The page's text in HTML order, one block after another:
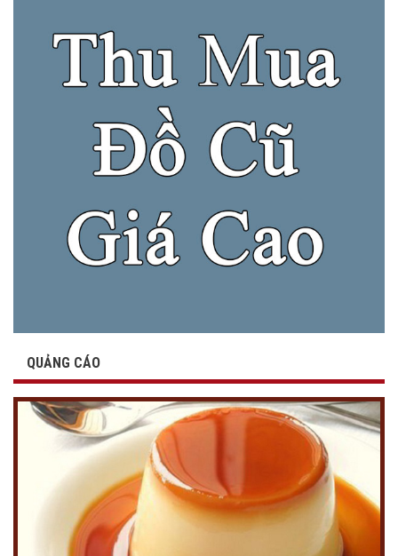
QUẢNG CÁO